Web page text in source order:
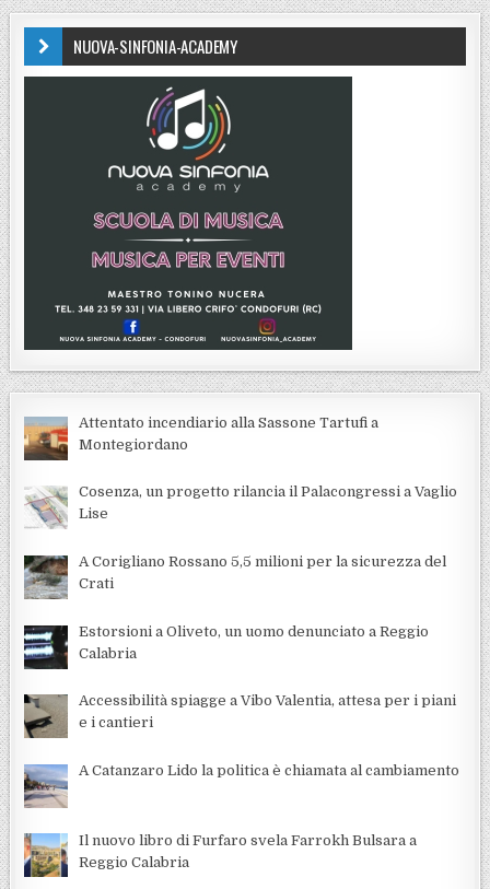
NUOVA-SINFONIA-ACADEMY
Attentato incendiario alla Sassone Tartufi a
Montegiordano
Cosenza, un progetto rilancia il Palacongressi a Vaglio
Lise
A Corigliano Rossano 5,5 milioni per la sicurezza del
Crati
Estorsioni a Oliveto, un uomo denunciato a Reggio
Calabria
Accessibilità spiagge a Vibo Valentia, attesa per i piani
e i cantieri
A Catanzaro Lido la politica è chiamata al cambiamento
Il nuovo libro di Furfaro svela Farrokh Bulsara a
Reggio Calabria